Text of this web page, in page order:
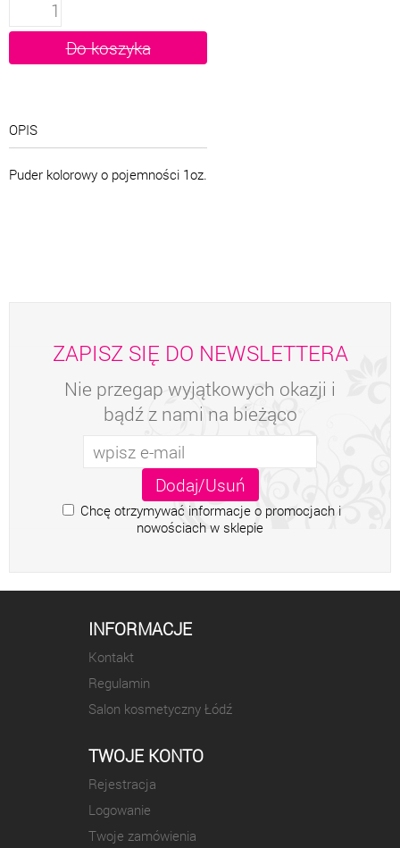
OPIS
Puder kolorowy o pojemności 1oz.
ZAPISZ SIĘ DO NEWSLETTERA
Nie przegap wyjątkowych okazji i
bądź z nami na bieżąco
Chcę otrzymywać informacje o promocjach i
nowościach w sklepie
INFORMACJE
Kontakt
Regulamin
Salon kosmetyczny Łódź
TWOJE KONTO
Rejestracja
Logowanie
Twoje zamówienia